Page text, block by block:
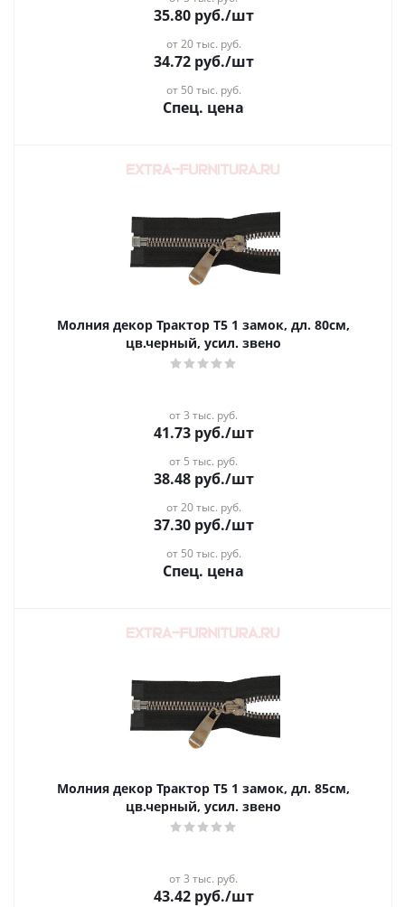
35.80руб./шт
от 20 тыс. руб.
34.72руб./шт
от 50 тыс. руб.
Спец. цена
Молния декор Трактор Т5 1 замок, дл. 80см,
цв.черный, усил. звено
от 3 тыс. руб.
41.73руб./шт
от 5 тыс. руб.
38.48руб./шт
от 20 тыс. руб.
37.30руб./шт
от 50 тыс. руб.
Спец. цена
Молния декор Трактор Т5 1 замок, дл. 85см,
цв.черный, усил. звено
от 3 тыс. руб.
43.42руб./шт